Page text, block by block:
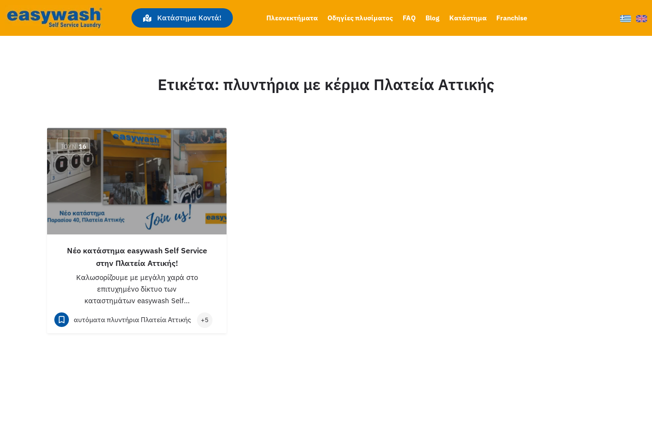
Κατάστημα Κοντά! Πλεονεκτήματα Οδηγίες πλυσίματος FAQ Blog Κατάστημα Franchise
Ετικέτα: πλυντήρια με κέρμα Πλατεία Αττικής
ΙΟΎΝ 16
Nέο κατάστημα easywash Self Service
στην Πλατεία Αττικής!
Καλωσορίζουμε με μεγάλη χαρά στο
επιτυχημένο δίκτυο των
καταστημάτων easywash Self…
αυτόματα πλυντήρια Πλατεία Αττικής +5